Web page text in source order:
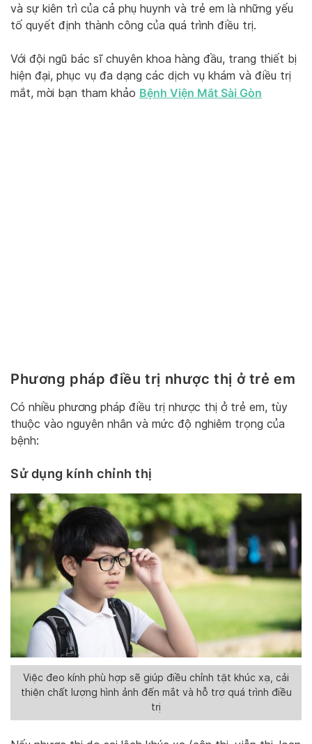
và sự kiên trì của cả phụ huynh và trẻ em là những yếu
tố quyết định thành công của quá trình điều trị.
Với đội ngũ bác sĩ chuyên khoa hàng đầu, trang thiết bị
hiện đại, phục vụ đa dạng các dịch vụ khám và điều trị
mắt, mời bạn tham khảo Bệnh Viện Mắt Sài Gòn
Phương pháp điều trị nhược thị ở trẻ em
Có nhiều phương pháp điều trị nhược thị ở trẻ em, tùy
thuộc vào nguyên nhân và mức độ nghiêm trọng của
bệnh:
Sử dụng kính chỉnh thị
Việc đeo kính phù hợp sẽ giúp điều chỉnh tật khúc xạ, cải
thiện chất lượng hình ảnh đến mắt và hỗ trợ quá trình điều
trị